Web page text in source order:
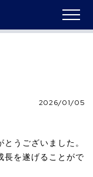
2026/01/05
うございました。
長を遂げることがで